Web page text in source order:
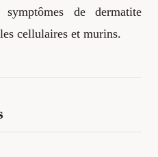
de dermatite
cellulaires et murins.